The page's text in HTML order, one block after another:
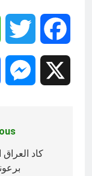
المقالات
كاد